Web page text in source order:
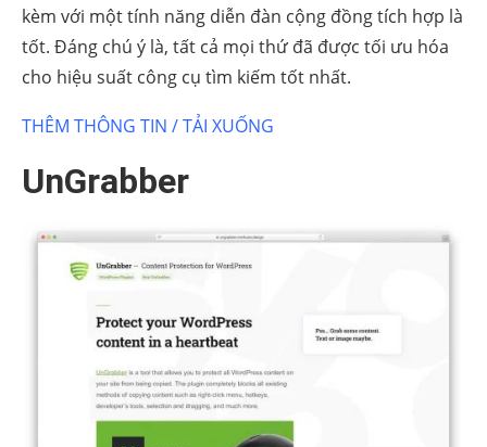
kèm với một tính năng diễn đàn cộng đồng tích hợp là
tốt. Đáng chú ý là, tất cả mọi thứ đã được tối ưu hóa
cho hiệu suất công cụ tìm kiếm tốt nhất.
THÊM THÔNG TIN / TẢI XUỐNG
UnGrabber